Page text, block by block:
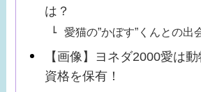
は？
愛猫の”かぼす”くんとの出
【画像】ヨネダ2000愛は
資格を保有！